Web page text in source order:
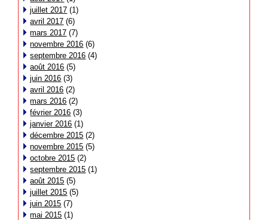
juillet 2017 (1)
avril 2017 (6)
mars 2017 (7)
novembre 2016 (6)
septembre 2016 (4)
août 2016 (5)
juin 2016 (3)
avril 2016 (2)
mars 2016 (2)
février 2016 (3)
janvier 2016 (1)
décembre 2015 (2)
novembre 2015 (5)
octobre 2015 (2)
septembre 2015 (1)
août 2015 (5)
juillet 2015 (5)
juin 2015 (7)
mai 2015 (1)